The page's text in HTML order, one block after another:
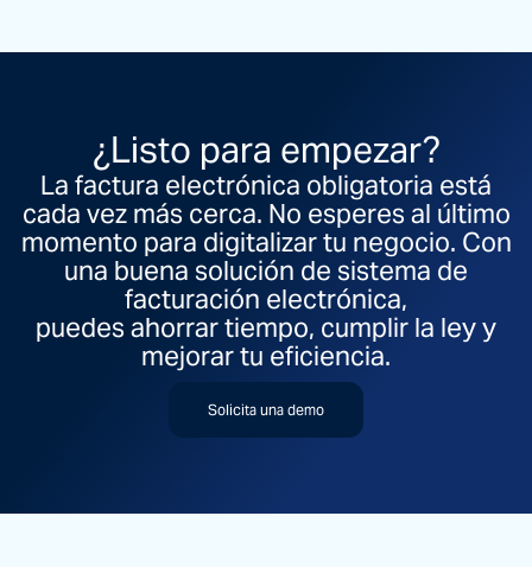
¿Listo para empezar?
La factura electrónica obligatoria está
cada vez más cerca. No esperes al último
momento para digitalizar tu negocio. Con
una buena solución de sistema de
facturación electrónica,
puedes ahorrar tiempo, cumplir la ley y
mejorar tu eficiencia.
Solicita una demo